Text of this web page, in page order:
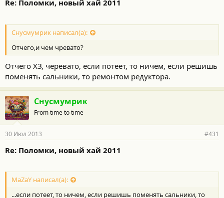
Re: Поломки, новый хай 2011
Снусмумрик написал(а):
Отчего,и чем чревато?
Отчего ХЗ, черевато, если потеет, то ничем, если решишь
поменять сальники, то ремонтом редуктора.
Снусмумрик
From time to time
30 Июл 2013 #431
Re: Поломки, новый хай 2011
MaZaY написал(а):
...если потеет, то ничем, если решишь поменять сальники, то